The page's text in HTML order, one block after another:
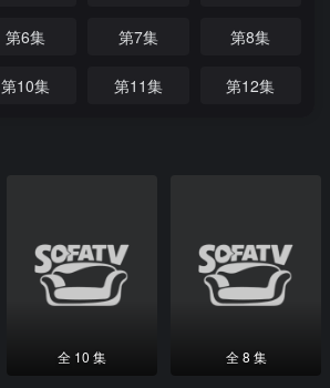
第6集 第7集 第8集
第10集 第11集 第12集
全 10 集 全 8 集